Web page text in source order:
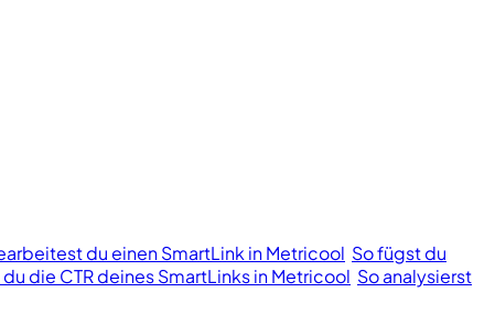
du einen SmartLink in Metricool So fügst du
die CTR deines SmartLinks in Metricool So analysierst